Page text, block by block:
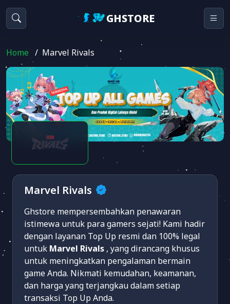
GHSTORE
Home / Marvel Rivals
Marvel Rivals
Ghstore mempersembahkan penawaran
istimewa untuk para gamers sejati! Kami hadir
dengan layanan Top Up resmi dan 100% legal
untuk Marvel Rivals , yang dirancang khusus
untuk meningkatkan pengalaman bermain
game Anda. Nikmati kemudahan, keamanan,
dan harga yang terjangkau dalam setiap
transaksi Top Up Anda.